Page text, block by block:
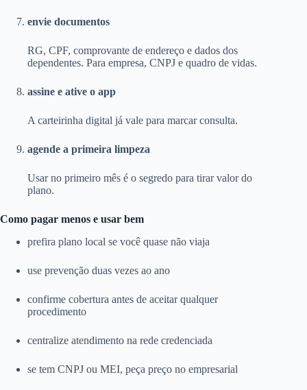
envie documentos
RG, CPF, comprovante de endereço e dados dos
dependentes. Para empresa, CNPJ e quadro de vidas.
assine e ative o app
A carteirinha digital já vale para marcar consulta.
agende a primeira limpeza
Usar no primeiro mês é o segredo para tirar valor do
plano.
Como pagar menos e usar bem
prefira plano local se você quase não viaja
use prevenção duas vezes ao ano
confirme cobertura antes de aceitar qualquer
procedimento
centralize atendimento na rede credenciada
se tem CNPJ ou MEI, peça preço no empresarial